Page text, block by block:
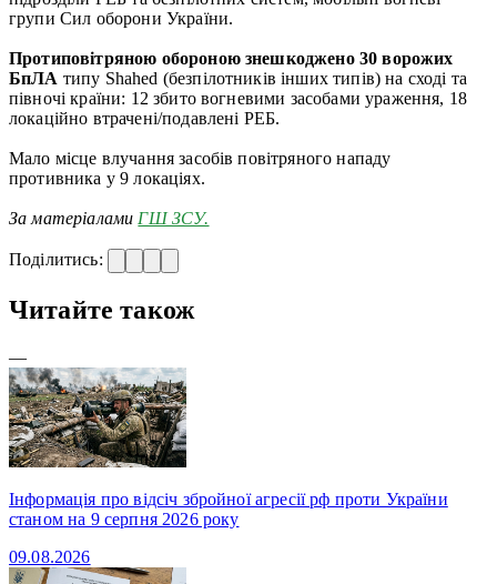
групи Сил оборони України.
Протиповітряною обороною знешкоджено 30 ворожих
БпЛА типу Shahed (безпілотників інших типів) на сході та
півночі країни: 12 збито вогневими засобами ураження, 18
локаційно втрачені/подавлені РЕБ.
Мало місце влучання засобів повітряного нападу
противника у 9 локаціях.
За матеріалами ГШ ЗСУ.
Поділитись:
Читайте також
—
Інформація про відсіч збройної агресії рф проти України
станом на 9 серпня 2026 року
09.08.2026